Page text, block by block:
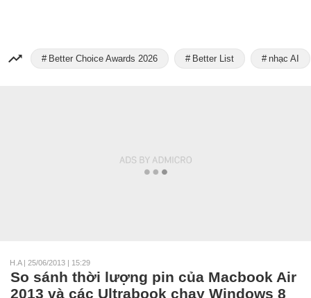
Better Choice Awards 2026 Better List nhạc AI
H.A | 25/06/2013 | 15:29
So sánh thời lượng pin của Macbook Air
2013 và các Ultrabook chạy Windows 8